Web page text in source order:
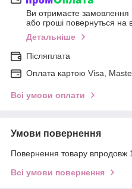
Ви отримаєте замовлення
або гроші повернуться на
Детальніше
Післяплата
Оплата картою Visa,
Всі умови оплати
Умови повернення
Повернення товару впродовж
Всі умови повернення